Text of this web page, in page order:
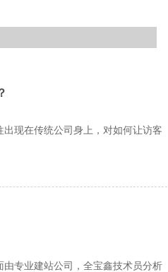
现在传统公司身上，对如何让访客
专业建站公司，全宝鑫技术员分析